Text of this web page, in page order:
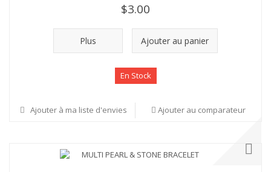
$3.00
Plus Ajouter au panier
En Stock
Ajouter à ma liste d'envies Ajouter au comparateur